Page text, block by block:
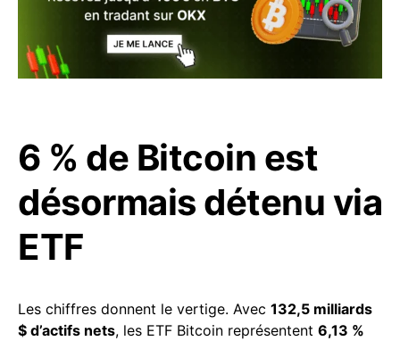
6 % de Bitcoin est
désormais détenu via
ETF
Les chiffres donnent le vertige. Avec 132,5 milliards
$ d’actifs nets, les ETF Bitcoin représentent 6,13 %